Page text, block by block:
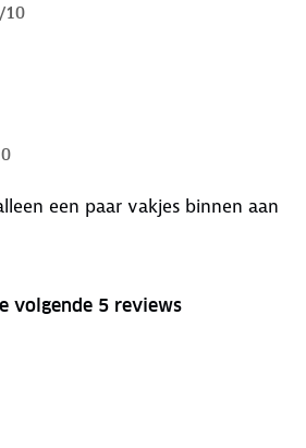
/10
paar vakjes binnen aan
volgende 5 reviews